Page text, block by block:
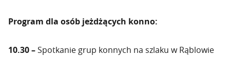
Program dla osób jeżdżących konno:
10.30 –Spotkanie grup konnych na szlaku w Rąblowie